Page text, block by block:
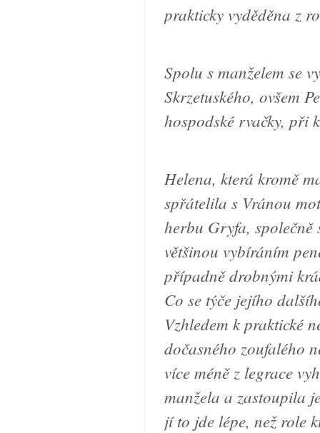
prakticky vyděděna z
Spolu s manželem se
Skrzetuského, ovšem
hospodské rvačky, při
Helena, která kromě
spřátelila s Vránou
herbu Gryfa, společně
většinou vybíráním
případně drobnými
Co se týče jejího
Vzhledem k praktické
dočasného zoufalého
více méně z legrace
manžela a zastoupila
jí to jde lépe, než role